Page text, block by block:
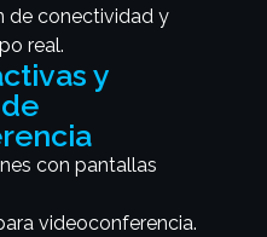
de conectividad y
real.
y
con pantallas
videoconferencia.